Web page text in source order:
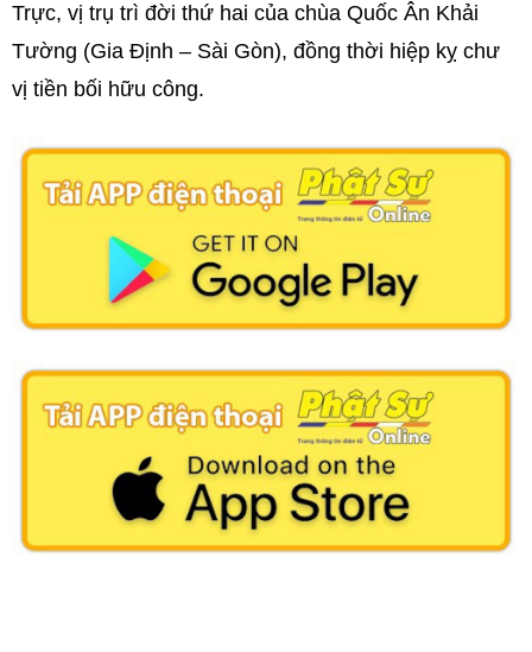
Trực, vị trụ trì đời thứ hai của chùa Quốc Ân Khải
Tường (Gia Định – Sài Gòn), đồng thời hiệp kỵ chư
vị tiền bối hữu công.